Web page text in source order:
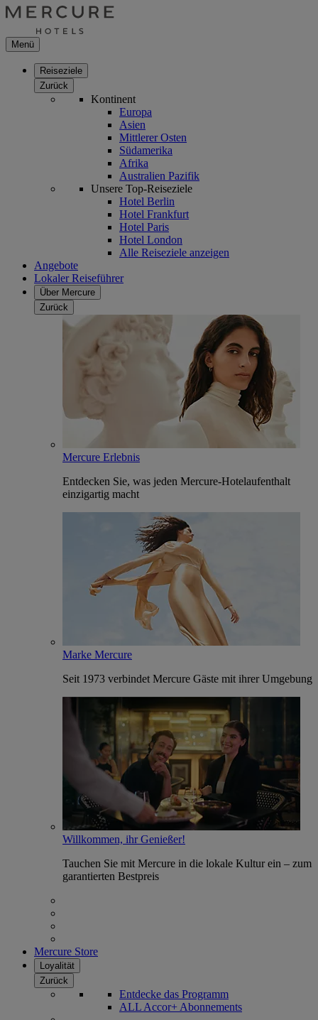
Menü
Reiseziele
Zurück
Kontinent
Europa
Asien
Mittlerer Osten
Südamerika
Afrika
Australien Pazifik
Unsere Top-Reiseziele
Hotel Berlin
Hotel Frankfurt
Hotel Paris
Hotel London
Alle Reiseziele anzeigen
Angebote
Lokaler Reiseführer
Über Mercure
Zurück
Mercure Erlebnis
Entdecken Sie, was jeden Mercure-Hotelaufenthalt
einzigartig macht
Marke Mercure
Seit 1973 verbindet Mercure Gäste mit ihrer Umgebung
Willkommen, ihr Genießer!
Tauchen Sie mit Mercure in die lokale Kultur ein – zum
garantierten Bestpreis
Mercure Store
Loyalität
Zurück
Entdecke das Programm
ALL Accor+ Abonnements